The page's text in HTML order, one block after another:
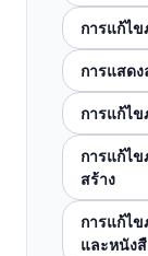
การแก้ไข
การแสด
การแก้ไ
การแก้ไ
สร้าง
การแก้ไข
และหนัง